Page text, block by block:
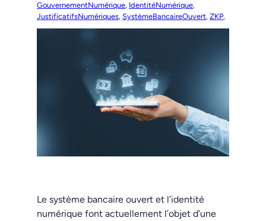
GouvernementNumérique, IdentitéNumérique
JustificatifsNumériques, SystèmeBancaireOuvert, ZKP,
Le système bancaire ouvert et l’identité
numérique font actuellement l’objet d’une